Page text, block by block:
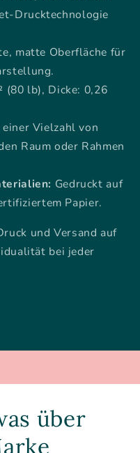
Drucktechnologie
matte Oberfläche für
(80 lb), Dicke: 0,26
einer Vielzahl von
Raum oder Rahmen
Gedruckt auf
Papier.
und Versand auf
bei jeder
über